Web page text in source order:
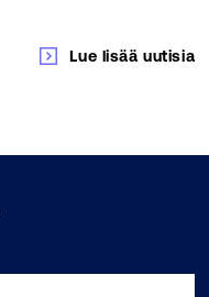
Lue lisää uutisia